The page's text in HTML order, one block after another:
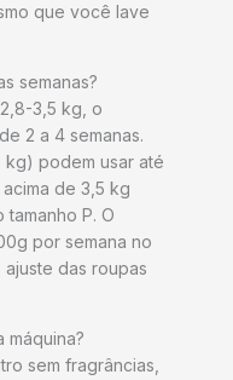
que você lave
semanas?
3,5 kg, o
2 a 4 semanas.
podem usar até
de 3,5 kg
tamanho P. O
por semana no
das roupas
sem fragrâncias,